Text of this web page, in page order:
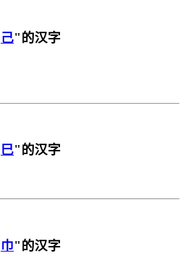
己"的汉字
巳"的汉字
巾"的汉字